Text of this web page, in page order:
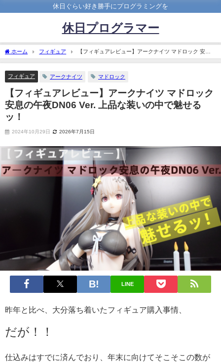
休日ぐらい好き勝手にプログラミングを
休日プログラマー
ホーム フィギュア
【フィギュアレビュー】アークナイツ マドロック 安息
の午夜DN06 Ver. 上品な装いの中で魅せるッ！
フィギュア アークナイツ マドロック
【フィギュアレビュー】アークナイツ マドロック
安息の午夜DN06 Ver. 上品な装いの中で魅せる
ッ！
2024年10月29日 2026年7月15日
LINE
昨年と比べ、大分落ち着いたフィギュア購入事情、
だが！！
仕込みはすでに済んでおり、年末に向けてそこそこの数が